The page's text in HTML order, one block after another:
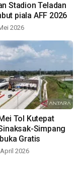
Stadion Teladan
piala AFF 2026
2026
Tol Kutepat
Simpang
Gratis
2026